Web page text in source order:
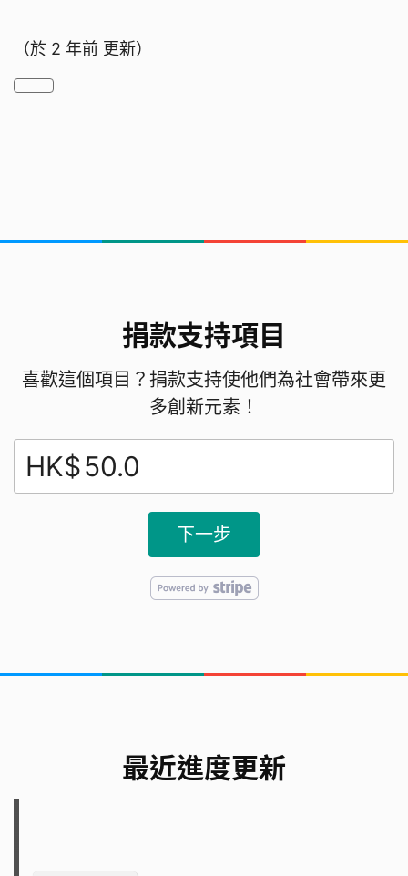
（於 2 年前 更新）
捐款支持項目
喜歡這個項目？捐款支持使他們為社會帶來更
多創新元素！
HK$
下一步
最近進度更新